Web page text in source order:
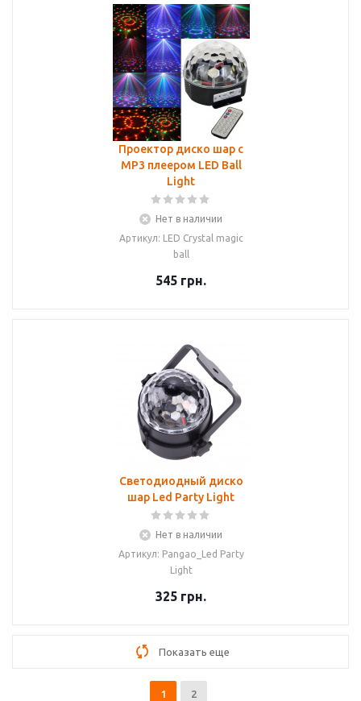
Проектор диско шар c
MP3 плеером LED Ball
Light
Нет в наличии
Артикул: LED Crystal magic
ball
545 грн.
Светодиодный диско
шар Led Party Light
Нет в наличии
Артикул: Pangao_Led Party
Light
325 грн.
Показать еще
1 2